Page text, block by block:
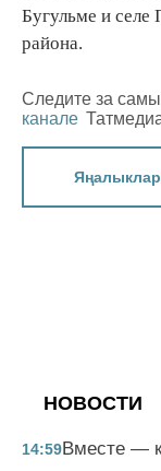
Бугульме и селе
района.
Следите за
канале
Яңалыклар
НОВОСТИ
14:59Вместе —